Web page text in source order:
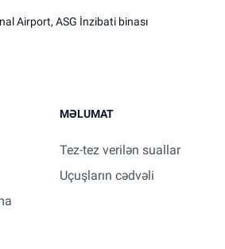
Airport, ASG İnzibati binası
MƏLUMAT
Tez-tez verilən suallar
Uçuşların cədvəli